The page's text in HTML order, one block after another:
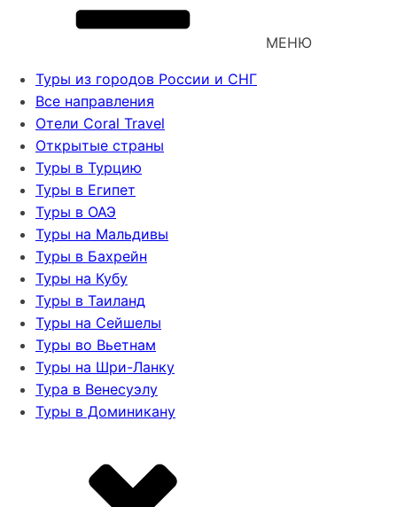
МЕНЮ
Туры из городов России и СНГ
Все направления
Отели Coral Travel
Открытые страны
Туры в Турцию
Туры в Египет
Туры в ОАЭ
Туры на Мальдивы
Туры в Бахрейн
Туры на Кубу
Туры в Таиланд
Туры на Сейшелы
Туры во Вьетнам
Туры на Шри-Ланку
Тура в Венесуэлу
Туры в Доминикану